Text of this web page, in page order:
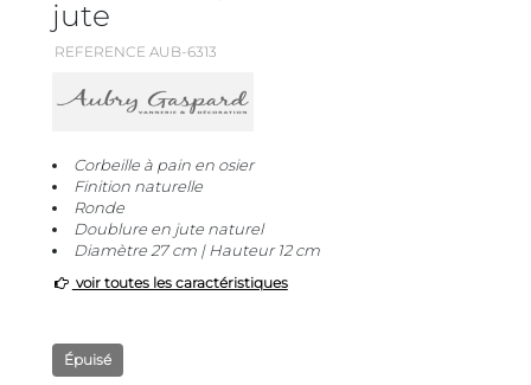
jute
REFERENCE AUB-6313
Corbeille à pain en osier
Finition naturelle
Ronde
Doublure en jute naturel
Diamètre 27 cm | Hauteur 12 cm
voir toutes les caractéristiques
Épuisé